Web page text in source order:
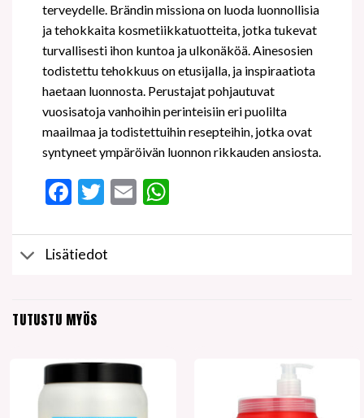
terveydelle. Brändin missiona on luoda luonnollisia
ja tehokkaita kosmetiikkatuotteita, jotka tukevat
turvallisesti ihon kuntoa ja ulkonäköä. Ainesosien
todistettu tehokkuus on etusijalla, ja inspiraatiota
haetaan luonnosta. Perustajat pohjautuvat
vuosisatoja vanhoihin perinteisiin eri puolilta
maailmaa ja todistettuihin resepteihin, jotka ovat
syntyneet ympäröivän luonnon rikkauden ansiosta.
Facebook
Twitter
EmailWhatsApp
Lisätiedot
TUTUSTU MYÖS